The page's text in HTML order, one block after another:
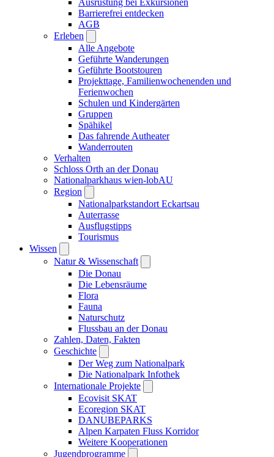
Ausrüstung bei Exkursionen
Barrierefrei entdecken
AGB
Erleben
Alle Angebote
Geführte Wanderungen
Geführte Bootstouren
Projekttage, Familienwochenenden und
Ferienwochen
Schulen und Kindergärten
Gruppen
Spähikel
Das fahrende Autheater
Wanderrouten
Verhalten
Schloss Orth an der Donau
Nationalparkhaus wien-lobAU
Region
Nationalparkstandort Eckartsau
Auterrasse
Ausflugstipps
Tourismus
Wissen
Natur & Wissenschaft
Die Donau
Die Lebensräume
Flora
Fauna
Naturschutz
Flussbau an der Donau
Zahlen, Daten, Fakten
Geschichte
Der Weg zum Nationalpark
Die Nationalpark Infothek
Internationale Projekte
Ecovisit SKAT
Ecoregion SKAT
DANUBEPARKS
Alpen Karpaten Fluss Korridor
Weitere Kooperationen
Jugendprogramme